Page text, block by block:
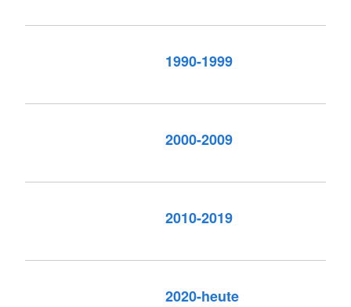
1990-1999
2000-2009
2010-2019
2020-heute